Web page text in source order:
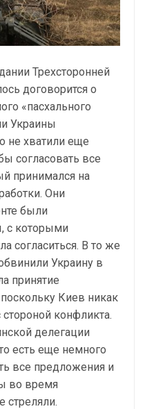
Трехсторонней
договорится о
«пасхального
Украины
не хватили еще
согласовать все
принимался на
Они
были
с которыми
согласиться. В то же
Украину в
принятие
Киев никак
конфликта.
делегации
есть еще немного
все предложения и
во время
стреляли.